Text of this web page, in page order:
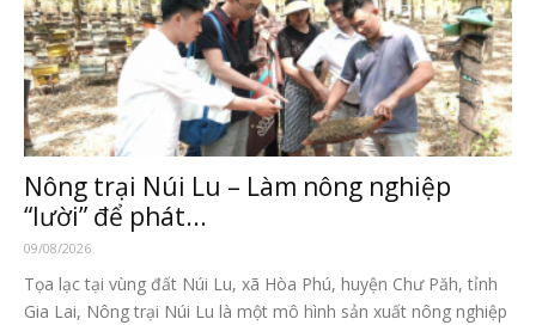
Nông trại Núi Lu – Làm nông nghiệp
“lười” để phát...
09/08/2026
Tọa lạc tại vùng đất Núi Lu, xã Hòa Phú, huyện Chư Păh, tỉnh
Gia Lai, Nông trại Núi Lu là một mô hình sản xuất nông nghiệp